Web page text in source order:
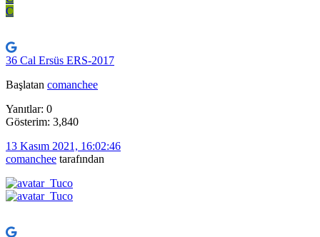
C
36 Cal Ersüs ERS-2017
Başlatan comanchee
Yanıtlar: 0
Gösterim: 3,840
13 Kasım 2021, 16:02:46
comanchee tarafından